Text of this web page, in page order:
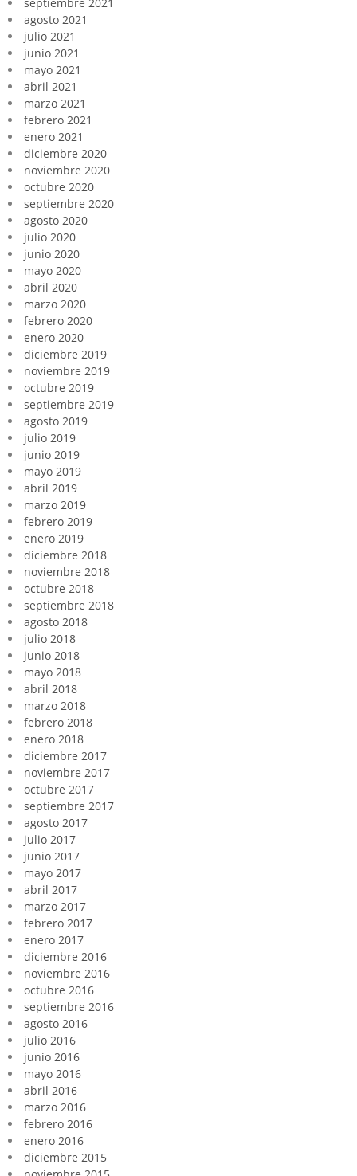
septiembre 2021
agosto 2021
julio 2021
junio 2021
mayo 2021
abril 2021
marzo 2021
febrero 2021
enero 2021
diciembre 2020
noviembre 2020
octubre 2020
septiembre 2020
agosto 2020
julio 2020
junio 2020
mayo 2020
abril 2020
marzo 2020
febrero 2020
enero 2020
diciembre 2019
noviembre 2019
octubre 2019
septiembre 2019
agosto 2019
julio 2019
junio 2019
mayo 2019
abril 2019
marzo 2019
febrero 2019
enero 2019
diciembre 2018
noviembre 2018
octubre 2018
septiembre 2018
agosto 2018
julio 2018
junio 2018
mayo 2018
abril 2018
marzo 2018
febrero 2018
enero 2018
diciembre 2017
noviembre 2017
octubre 2017
septiembre 2017
agosto 2017
julio 2017
junio 2017
mayo 2017
abril 2017
marzo 2017
febrero 2017
enero 2017
diciembre 2016
noviembre 2016
octubre 2016
septiembre 2016
agosto 2016
julio 2016
junio 2016
mayo 2016
abril 2016
marzo 2016
febrero 2016
enero 2016
diciembre 2015